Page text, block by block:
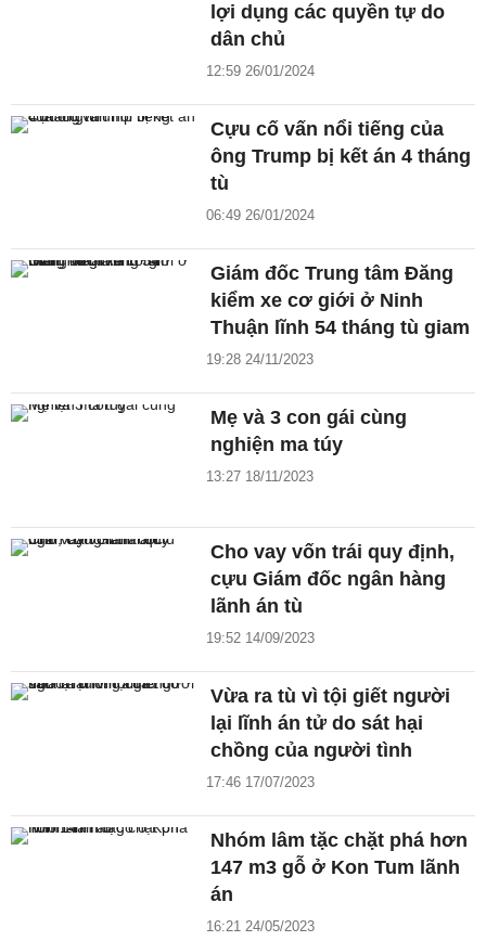
lợi dụng các quyền tự do
dân chủ
12:59 26/01/2024
Cựu cố vấn nổi tiếng của
ông Trump bị kết án 4 tháng
tù
06:49 26/01/2024
Giám đốc Trung tâm Đăng
kiểm xe cơ giới ở Ninh
Thuận lĩnh 54 tháng tù giam
19:28 24/11/2023
Mẹ và 3 con gái cùng
nghiện ma túy
13:27 18/11/2023
Cho vay vốn trái quy định,
cựu Giám đốc ngân hàng
lãnh án tù
19:52 14/09/2023
Vừa ra tù vì tội giết người
lại lĩnh án tử do sát hại
chồng của người tình
17:46 17/07/2023
Nhóm lâm tặc chặt phá hơn
147 m3 gỗ ở Kon Tum lãnh
án
16:21 24/05/2023